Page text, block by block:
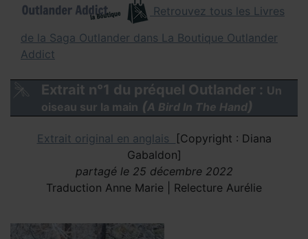
Retrouvez tous les Livres
de la Saga Outlander dans La Boutique Outlander
Addict
Extrait n°1 du préquel Outlander : Un
oiseau sur la main (A Bird In The Hand)
Extrait original en anglais
[Copyright : Diana
Gabaldon]
partagé le 25 décembre 2022
Traduction Anne Marie | Relecture Aurélie